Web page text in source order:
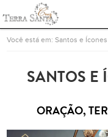
Ir para a página inicial
Você está em:Santos e Ícones
SANTOS E
ORAÇÃO,